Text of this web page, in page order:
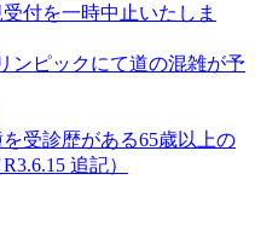
付を一時中止いたしま
ンピックにて道の混雑が予
受診歴がある65歳以上の
追記）